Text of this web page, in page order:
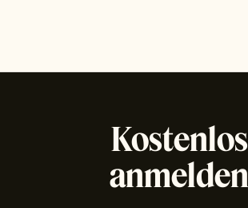
Kostenlos
anmelden